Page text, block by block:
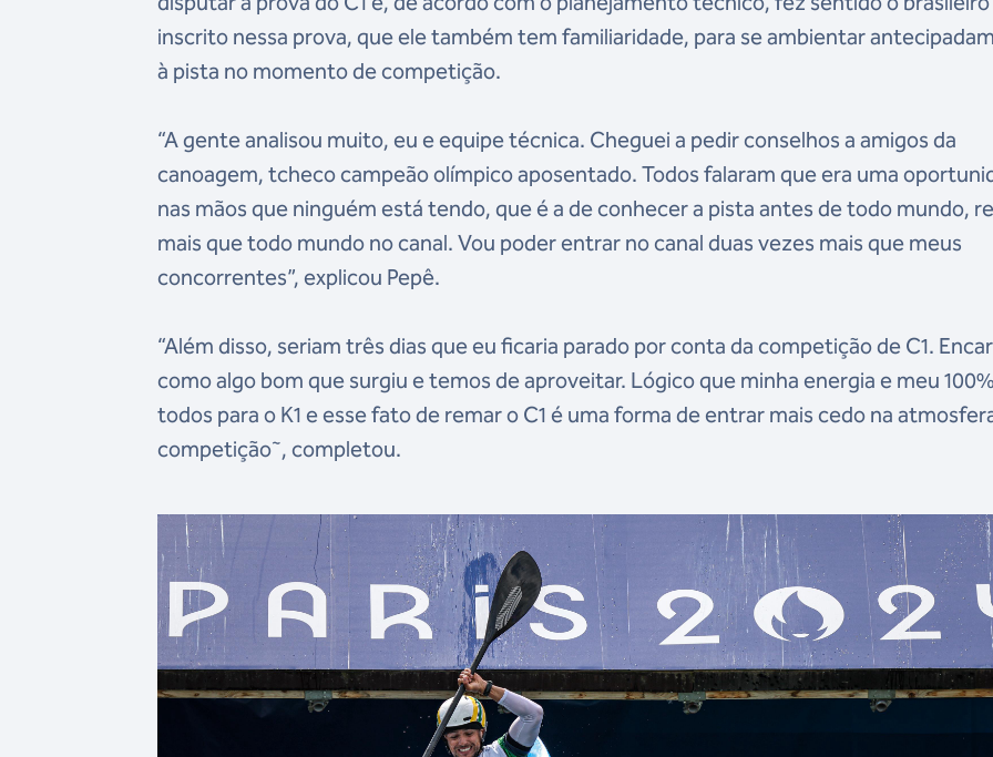
inscrito nessa prova, que ele também tem familiaridade, para se ambientar
à pista no momento de competição.
“A gente analisou muito, eu e equipe técnica. Cheguei a pedir conselhos a amigos da
canoagem, tcheco campeão olímpico aposentado. Todos falaram que era uma
nas mãos que ninguém está tendo, que é a de conhecer a pista antes de todo mundo,
mais que todo mundo no canal. Vou poder entrar no canal duas vezes mais que meus
concorrentes”, explicou Pepê.
“Além disso, seriam três dias que eu ficaria parado por conta da competição de C1.
como algo bom que surgiu e temos de aproveitar. Lógico que minha energia e meu
todos para o K1 e esse fato de remar o C1 é uma forma de entrar mais cedo na
competição˜, completou.